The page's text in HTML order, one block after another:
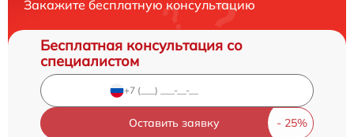
Закажите бесплатную консультацию
Бесплатная консультация со
специалистом
Оставить заявку